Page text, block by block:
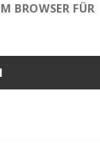
BROWSER FÜR